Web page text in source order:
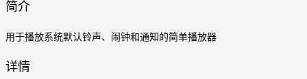
简介
用于播放系统默认铃声、闹钟和通知的简单播放器
详情